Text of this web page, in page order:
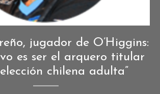
Deportes ,
Entrevistas,
Entrevistas
jugador de O’Higgins:
es ser el arquero titular
chilena adulta”